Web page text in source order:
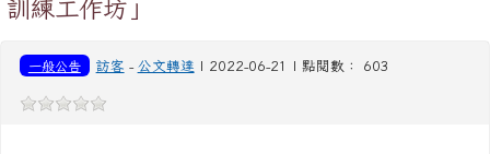
一般公告